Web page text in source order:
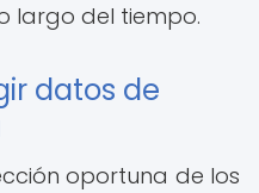
largo del tiempo.
datos de
oportuna de los